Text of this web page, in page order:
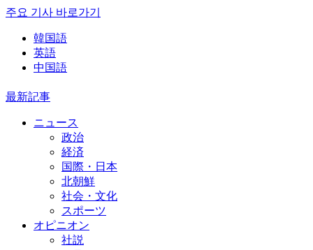
주요 기사 바로가기
韓国語
英語
中国語
最新記事
ニュース
政治
経済
国際・日本
北朝鮮
社会・文化
スポーツ
オピニオン
社説